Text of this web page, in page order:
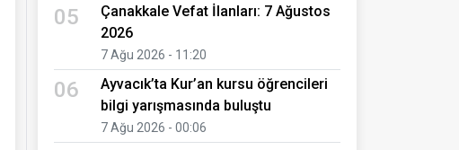
05
Çanakkale Vefat İlanları: 7 Ağustos
2026
7 Ağu 2026 - 11:20
06
Ayvacık’ta Kur’an kursu öğrencileri
bilgi yarışmasında buluştu
7 Ağu 2026 - 00:06